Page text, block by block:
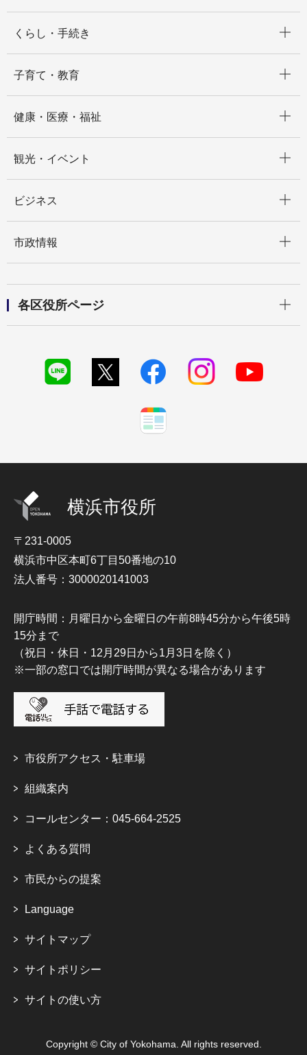
くらし・手続き
子育て・教育
健康・医療・福祉
観光・イベント
ビジネス
市政情報
各区役所ページ
横浜市役所
〒231-0005
横浜市中区本町6丁目50番地の10
法人番号：3000020141003
開庁時間：月曜日から金曜日の午前8時45分から午後5時
15分まで
（祝日・休日・12月29日から1月3日を除く）
※一部の窓口では開庁時間が異なる場合があります
市役所アクセス・駐車場
組織案内
コールセンター：045-664-2525
よくある質問
市民からの提案
Language
サイトマップ
サイトポリシー
サイトの使い方
Copyright © City of Yokohama. All rights reserved.